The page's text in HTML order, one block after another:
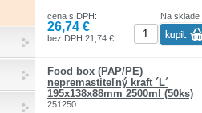
Na sklade
cena s DPH:
26,74 €
bez DPH 21,74 €
Food box (PAP/PE)
nepremastiteľný kraft ´L´
195x138x88mm 2500ml (50ks)
251250